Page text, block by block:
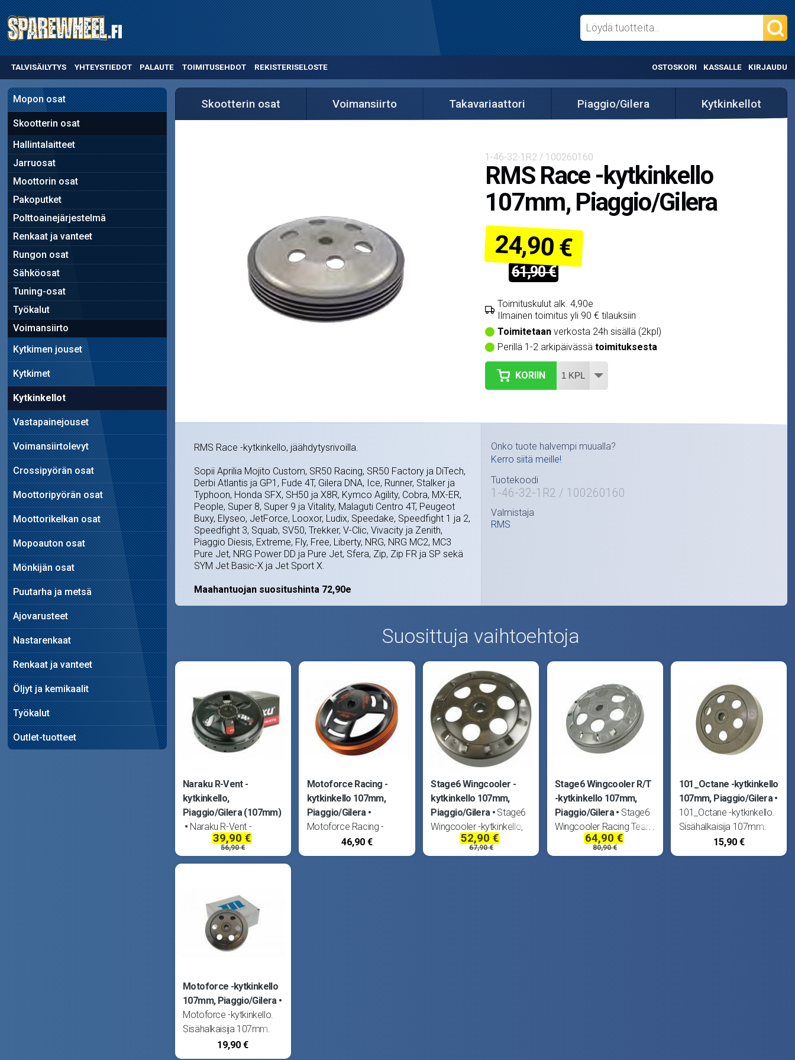
TALVISÄILYTYS YHTEYSTIEDOT PALAUTE TOIMITUSEHDOT REKISTERISELOSTE OSTOSKORI KASSALLE KIRJAUDU
Mopon osat
Skootterin osat
Hallintalaitteet
Jarruosat
Moottorin osat
Pakoputket
Polttoainejärjestelmä
Renkaat ja vanteet
Rungon osat
Sähköosat
Tuning-osat
Työkalut
Voimansiirto
Kytkimen jouset
Kytkimet
Kytkinkellot
Vastapainejouset
Voimansiirtolevyt
Crossipyörän osat
Moottoripyörän osat
Moottorikelkan osat
Mopoauton osat
Mönkijän osat
Puutarha ja metsä
Ajovarusteet
Nastarenkaat
Renkaat ja vanteet
Öljyt ja kemikaalit
Työkalut
Outlet-tuotteet
Skootterin osat Voimansiirto Takavariaattori Piaggio/Gilera Kytkinkellot
1-46-32-1R2 / 100260160
RMS Race -kytkinkello
107mm, Piaggio/Gilera
24,90 €
61,90 €
Toimituskulut alk. 4,90e
Ilmainen toimitus yli 90 € tilauksiin
Toimitetaanverkosta 24h sisällä (2kpl)
Perillä 1-2 arkipäivässä toimituksesta
KORIIN
RMS Race -kytkinkello, jäähdytysrivoilla.
Sopii Aprilia Mojito Custom, SR50 Racing, SR50 Factory ja DiTech,
Derbi Atlantis ja GP1, Fude 4T, Gilera DNA, Ice, Runner, Stalker ja
Typhoon, Honda SFX, SH50 ja X8R, Kymco Agility, Cobra, MX-ER,
People, Super 8, Super 9 ja Vitality, Malaguti Centro 4T, Peugeot
Buxy, Elyseo, JetForce, Looxor, Ludix, Speedake, Speedfight 1 ja 2,
Speedfight 3, Squab, SV50, Trekker, V-Clic, Vivacity ja Zenith,
Piaggio Diesis, Extreme, Fly, Free, Liberty, NRG, NRG MC2, MC3
Pure Jet, NRG Power DD ja Pure Jet, Sfera, Zip, Zip FR ja SP sekä
SYM Jet Basic-X ja Jet Sport X.
Maahantuojan suositushinta 72,90e
Onko tuote halvempi muualla?
Kerro siitä meille!
Tuotekoodi
1-46-32-1R2 / 100260160
Valmistaja
RMS
Suosittuja vaihtoehtoja
Naraku R-Vent -
kytkinkello,
Piaggio/Gilera (107mm)
Naraku R-Vent -
kytkinkello. Sisähalkaisija
107mm. Sopii Aprilia
Master, SR50 Motard 12-,
SR50 R, SR50 Racing,
SR50 Sport, SR50
39,90 €
56,90 €
Motoforce Racing -
kytkinkello 107mm,
Piaggio/Gilera
Motoforce Racing -
kytkinkello. Sisähalkaisija
107mm. Sopii Aprilia
46,90 €
Stage6 Wingcooler -
kytkinkello 107mm,
Piaggio/Gilera
Stage6
Wingcooler -kytkinkello,
vahvistettu. Sisähalkaisija
107mm. Sopii Aprilia
52,90 €
67,90 €
Stage6 Wingcooler R/T
-kytkinkello 107mm,
Piaggio/Gilera
Stage6
Wingcooler Racing Team
-kytkinkello, vahvistettu.
Sisähalkaisija 107mm.
64,90 €
80,90 €
101_Octane -kytkinkello
107mm, Piaggio/Gilera
101_Octane -kytkinkello.
Sisähalkaisija 107mm.
Sopii Aprilia Mojito, SR50
DiTech (Piaggio), SR50
15,90 €
Motoforce -kytkinkello
107mm, Piaggio/Gilera
Motoforce -kytkinkello.
Sisähalkaisija 107mm.
Sopii Aprilia Mojito
Custom, SR50 Racing,
19,90 €